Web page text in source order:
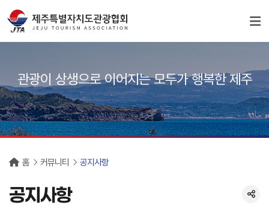
관광이 상생으로 이어지는 모두가 행복한 제주
홈 커뮤니티 공지사항
공지사항